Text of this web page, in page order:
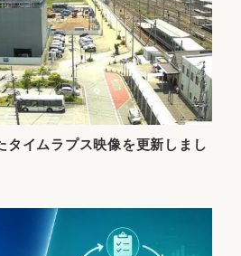
タイムラプス映像を更新しまし